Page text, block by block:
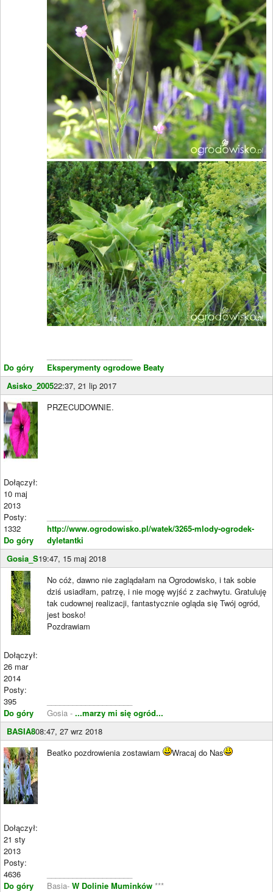
Do góry
Eksperymenty ogrodowe Beaty
Asisko_200522:37, 21 lip 2017
Dołączył:
10 maj
2013
Posty:
1332
Do góry
PRZECUDOWNIE.
http://www.ogrodowisko.pl/watek/3265-mlody-ogrodek-
dyletantki
Gosia_S19:47, 15 maj 2018
Dołączył:
26 mar
2014
Posty:
395
Do góry
No cóż, dawno nie zaglądałam na Ogrodowisko, i tak sobie
dziś usiadłam, patrzę, i nie mogę wyjść z zachwytu. Gratuluję
tak cudownej realizacji, fantastycznie ogląda się Twój ogród,
jest bosko!
Pozdrawiam
Gosia - ...marzy mi się ogród...
BASIA808:47, 27 wrz 2018
Dołączył:
21 sty
2013
Posty:
4636
Do góry
Beatko pozdrowienia zostawiam Wracaj do Nas
Basia- W Dolinie Muminków ***